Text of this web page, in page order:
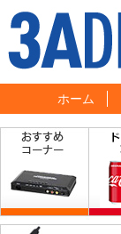
ホーム